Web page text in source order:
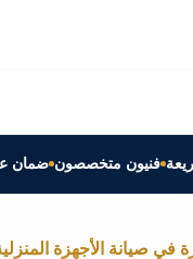
فنيون متخصصون ضمان
في صيانة الأجهزة